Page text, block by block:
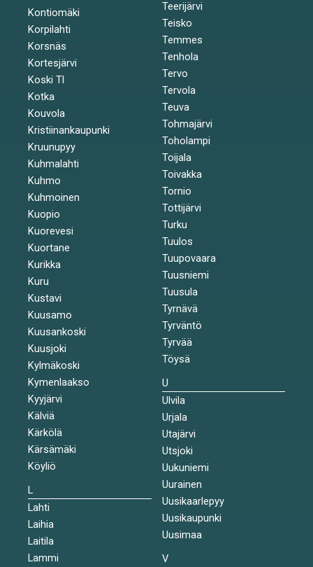
Kontiomäki
Korpilahti
Korsnäs
Kortesjärvi
Koski Tl
Kotka
Kouvola
Kristiinankaupunki
Kruunupyy
Kuhmalahti
Kuhmo
Kuhmoinen
Kuopio
Kuorevesi
Kuortane
Kurikka
Kuru
Kustavi
Kuusamo
Kuusankoski
Kuusjoki
Kylmäkoski
Kymenlaakso
Kyyjärvi
Kälviä
Kärkölä
Kärsämäki
Köyliö
L
Lahti
Laihia
Laitila
Lammi
Teerijärvi
Teisko
Temmes
Tenhola
Tervo
Tervola
Teuva
Tohmajärvi
Toholampi
Toijala
Toivakka
Tornio
Tottijärvi
Turku
Tuulos
Tuupovaara
Tuusniemi
Tuusula
Tyrnävä
Tyrväntö
Tyrvää
Töysä
U
Ulvila
Urjala
Utajärvi
Utsjoki
Uukuniemi
Uurainen
Uusikaarlepyy
Uusikaupunki
Uusimaa
V